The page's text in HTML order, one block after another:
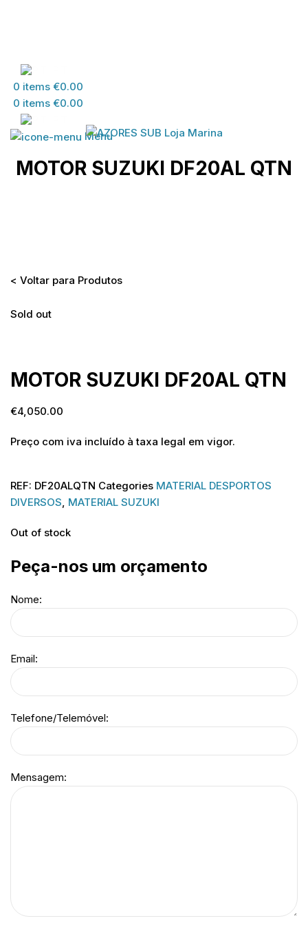
0 items €0.00
0 items €0.00
Menu
MOTOR SUZUKI DF20AL QTN
< Voltar para Produtos
Sold out
MOTOR SUZUKI DF20AL QTN
€4,050.00
Preço com iva incluído à taxa legal em vigor.
REF: DF20ALQTN Categories MATERIAL DESPORTOS
DIVERSOS, MATERIAL SUZUKI
Out of stock
Peça-nos um orçamento
Nome:
Email:
Telefone/Telemóvel:
Mensagem: